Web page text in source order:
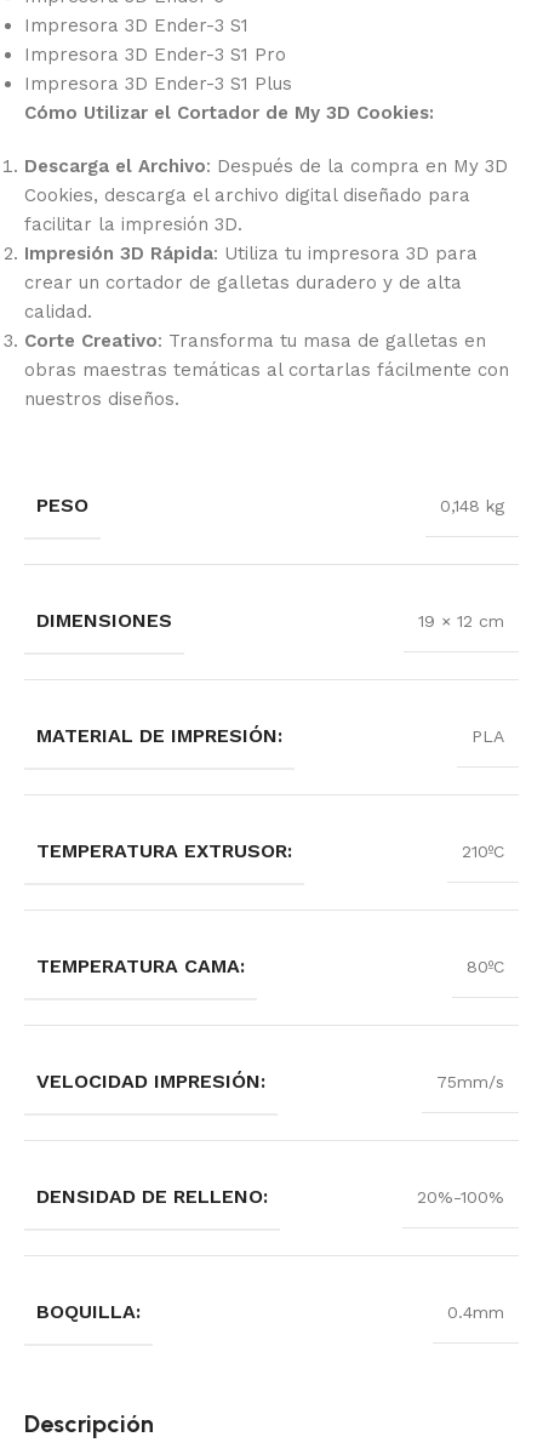
Impresora 3D Ender-3 S1
Impresora 3D Ender-3 S1 Pro
Impresora 3D Ender-3 S1 Plus
Cómo Utilizar el Cortador de My 3D Cookies:
Descarga el Archivo: Después de la compra en My 3D
Cookies, descarga el archivo digital diseñado para
facilitar la impresión 3D.
Impresión 3D Rápida: Utiliza tu impresora 3D para
crear un cortador de galletas duradero y de alta
calidad.
Corte Creativo: Transforma tu masa de galletas en
obras maestras temáticas al cortarlas fácilmente con
nuestros diseños.
PESO 0,148 kg
DIMENSIONES 19 × 12 cm
MATERIAL DE IMPRESIÓN: PLA
TEMPERATURA EXTRUSOR: 210ºC
TEMPERATURA CAMA: 80ºC
VELOCIDAD IMPRESIÓN: 75mm/s
DENSIDAD DE RELLENO: 20%-100%
BOQUILLA: 0.4mm
Descripción